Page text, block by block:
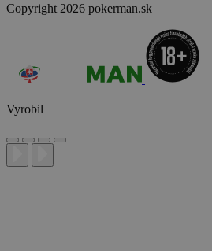
Copyright 2026 pokerman.sk
Vyrobil